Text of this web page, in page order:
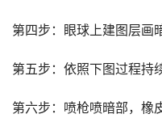
第四步：眼球上建图层画
第五步：依照下图过程持
第六步：喷枪喷暗部，橡